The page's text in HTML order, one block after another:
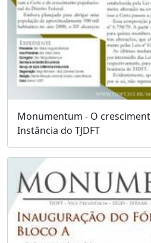
Monumentum - O
Instância do TJDFT